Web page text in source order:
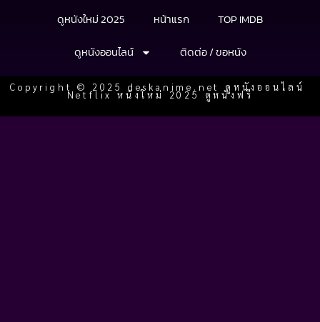
ดูหนังใหม่ 2025 หน้าแรก
TOP IMDB
ดูหนังออนไลน์
ติดต่อ / ขอหนัง
Copyright © 2025 deskanime.net ดูหนังออนไลน์
Netflix หนังใหม่ 2025 ดูหนังฟรี